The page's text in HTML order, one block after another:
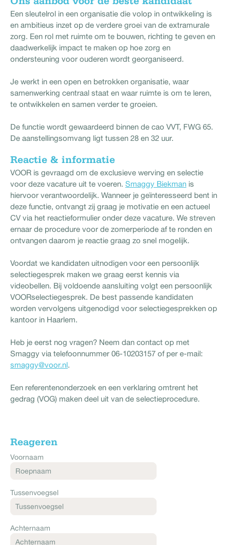
Een sleutelrol in een organisatie die volop in ontwikkeling is
en ambitieus inzet op de verdere groei van de extramurale
zorg. Een rol met ruimte om te bouwen, richting te geven en
daadwerkelijk impact te maken op hoe zorg en
ondersteuning voor ouderen wordt georganiseerd.
Je werkt in een open en betrokken organisatie, waar
samenwerking centraal staat en waar ruimte is om te leren,
te ontwikkelen en samen verder te groeien.
De functie wordt gewaardeerd binnen de cao VVT, FWG 65.
De aanstellingsomvang ligt tussen 28 en 32 uur.
Reactie & informatie
VOOR is gevraagd om de exclusieve werving en selectie
voor deze vacature uit te voeren. Smaggy Biekman is
hiervoor verantwoordelijk. Wanneer je geïnteresseerd bent in
deze functie, ontvangt zij graag je motivatie en een actueel
CV via het reactieformulier onder deze vacature. We streven
ernaar de procedure voor de zomerperiode af te ronden en
ontvangen daarom je reactie graag zo snel mogelijk.
Voordat we kandidaten uitnodigen voor een persoonlijk
selectiegesprek maken we graag eerst kennis via
videobellen. Bij voldoende aansluiting volgt een persoonlijk
VOORselectiegesprek. De best passende kandidaten
worden vervolgens uitgenodigd voor selectiegesprekken op
kantoor in Haarlem.
Heb je eerst nog vragen? Neem dan contact op met
Smaggy via telefoonnummer 06-10203157 of per e-mail:
smaggy@voor.nl.
Een referentenonderzoek en een verklaring omtrent het
gedrag (VOG) maken deel uit van de selectieprocedure.
Reageren
Voornaam
Tussenvoegsel
Achternaam